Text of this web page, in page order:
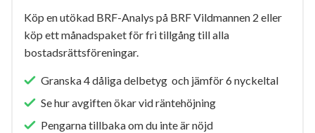
Köp en utökad BRF-Analys på BRF Vildmannen 2 eller
köp ett månadspaket för fri tillgång till alla
bostadsrättsföreningar.
Granska 4 dåliga delbetyg och jämför 6 nyckeltal
Se hur avgiften ökar vid räntehöjning
Pengarna tillbaka om du inte är nöjd